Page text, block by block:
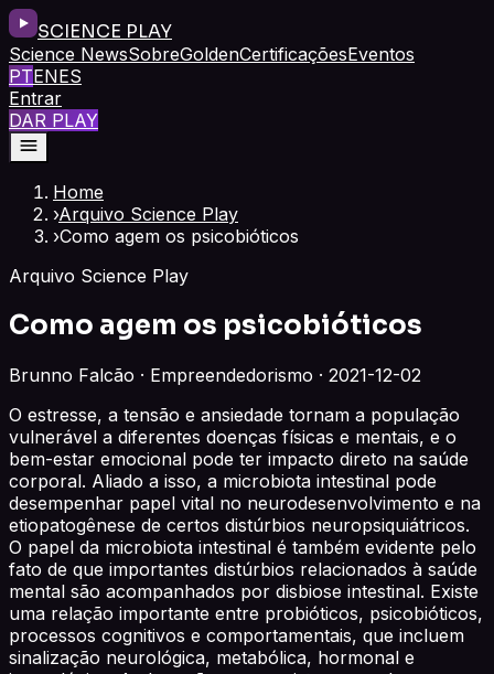
SCIENCE PLAY
Science NewsSobreGoldenCertificaçõesEventos
PTENES
Entrar
DAR PLAY
Home
›Arquivo Science Play
›Como agem os psicobióticos
Arquivo Science Play
Como agem os psicobióticos
Brunno Falcão · Empreendedorismo · 2021-12-02
O estresse, a tensão e ansiedade tornam a população
vulnerável a diferentes doenças físicas e mentais, e o
bem-estar emocional pode ter impacto direto na saúde
corporal. Aliado a isso, a microbiota intestinal pode
desempenhar papel vital no neurodesenvolvimento e na
etiopatogênese de certos distúrbios neuropsiquiátricos.
O papel da microbiota intestinal é também evidente pelo
fato de que importantes distúrbios relacionados à saúde
mental são acompanhados por disbiose intestinal. Existe
uma relação importante entre probióticos, psicobióticos,
processos cognitivos e comportamentais, que incluem
sinalização neurológica, metabólica, hormonal e